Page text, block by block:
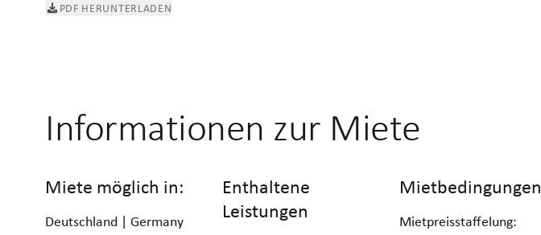
PDF HERUNTERLADEN
Informationen zur Miete
Miete möglich in:
Deutschland | Germany
Enthaltene
Leistungen
Mietbedingungen
Mietpreisstaffelung: